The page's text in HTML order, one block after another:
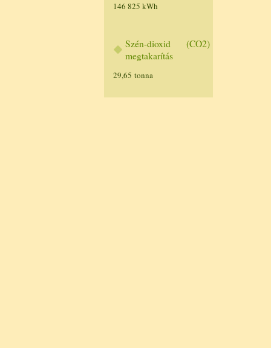
146 825 kWh
Szén-dioxid (CO2)
megtakarítás
29,65 tonna